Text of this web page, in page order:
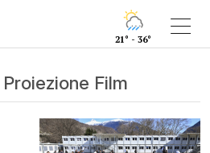
21° - 36°
Film